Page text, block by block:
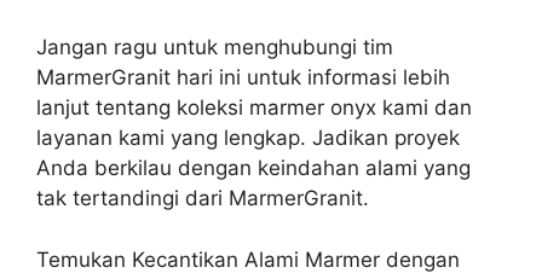
Jangan ragu untuk menghubungi tim
MarmerGranit hari ini untuk informasi lebih
lanjut tentang koleksi marmer onyx kami dan
layanan kami yang lengkap. Jadikan proyek
Anda berkilau dengan keindahan alami yang
tak tertandingi dari MarmerGranit.
Temukan Kecantikan Alami Marmer dengan